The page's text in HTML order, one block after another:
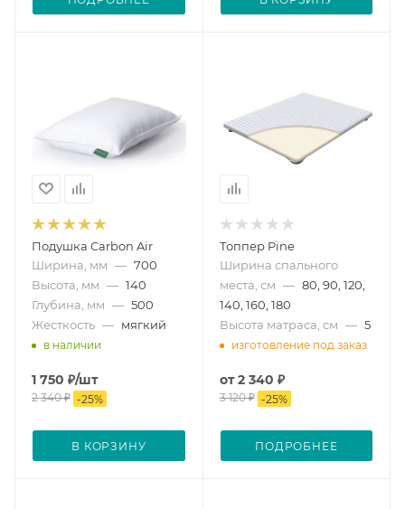
Подушка Carbon Air
Ширина, мм — 700
Высота, мм — 140
Глубина, мм — 500
Жесткость — мягкий
в наличии
1 750 ₽/шт
2 340₽ -25%
В КОРЗИНУ
Топпер Pine
Ширина спального
места, см — 80, 90, 120,
140, 160, 180
Высота матраса, см — 5
изготовление под заказ
от2 340 ₽
3 120 ₽ -25%
ПОДРОБНЕЕ